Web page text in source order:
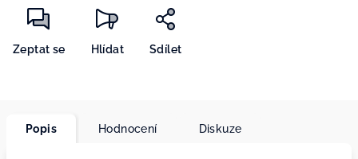
Zeptat se Hlídat Sdílet
Popis Hodnocení Diskuze